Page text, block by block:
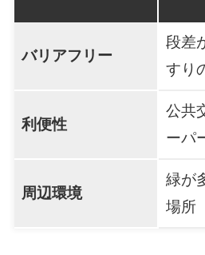
バリアフリー
段差
すり
利便性
公共
ーパ
周辺環境
緑が
場所